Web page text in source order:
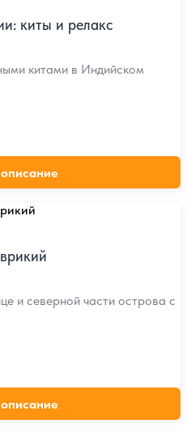
киты и релакс
китами в Индийском
и северной части острова с